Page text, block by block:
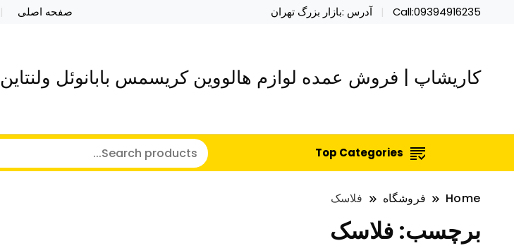
Call:09394916235 آدرس :بازار بزرگ تهران صفحه اصلی
کاریشاپ | فروش عمده لوازم هالووین کریسمس بابانوئل ولنتاین
Top Categories
Home فروشگاه فلاسک
برچسب: فلاسک